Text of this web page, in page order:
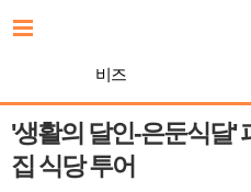
문
비즈
'생활의 달인-은둔식달'
집 식당 투어